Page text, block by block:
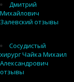
Дмитрий
Михайлович
Залевский отзывы
Сосудистый
хирург Чайка Михаил
Александрович
отзывы